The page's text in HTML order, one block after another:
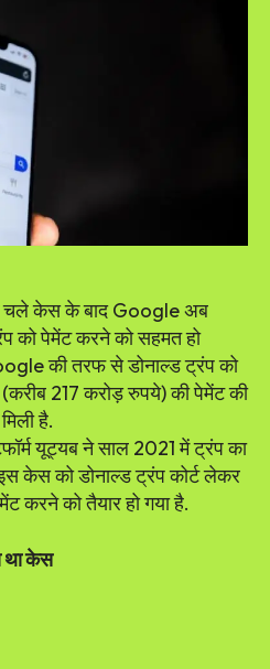
चले केस के बाद Google अब
को पेमेंट करने को सहमत हो
की तरफ से डोनाल्ड ट्रंप को
217 करोड़ रुपये) की पेमेंट की
है.
यूट्यब ने साल 2021 में ट्रंप का
केस को डोनाल्ड ट्रंप कोर्ट लेकर
करने को तैयार हो गया है.
था केस